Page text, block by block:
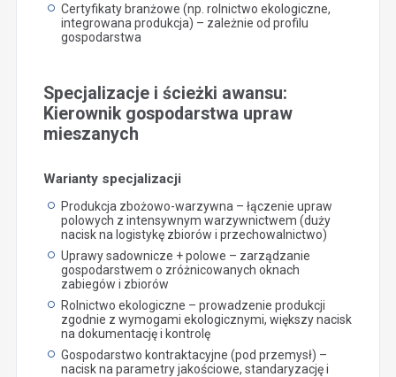
Certyfikaty branżowe (np. rolnictwo ekologiczne,
integrowana produkcja) – zależnie od profilu
gospodarstwa
Specjalizacje i ścieżki awansu:
Kierownik gospodarstwa upraw
mieszanych
Warianty specjalizacji
Produkcja zbożowo-warzywna – łączenie upraw
polowych z intensywnym warzywnictwem (duży
nacisk na logistykę zbiorów i przechowalnictwo)
Uprawy sadownicze + polowe – zarządzanie
gospodarstwem o zróżnicowanych oknach
zabiegów i zbiorów
Rolnictwo ekologiczne – prowadzenie produkcji
zgodnie z wymogami ekologicznymi, większy nacisk
na dokumentację i kontrolę
Gospodarstwo kontraktacyjne (pod przemysł) –
nacisk na parametry jakościowe, standaryzację i